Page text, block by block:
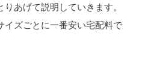
あげて説明していきます。
イズごとに一番安い宅配料で